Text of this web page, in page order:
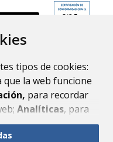
tipos de cookies:
que la web funcione
para recordar
Analíticas, para
web y sus servicios.